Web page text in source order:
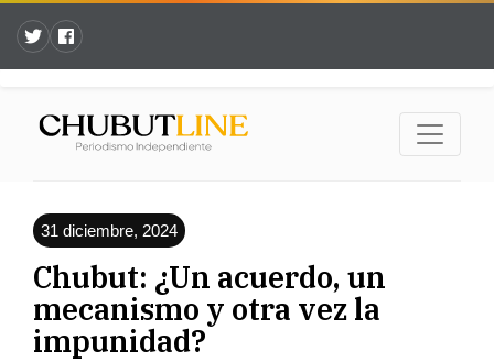
31 diciembre, 2024
Chubut: ¿Un acuerdo, un
mecanismo y otra vez la
impunidad?